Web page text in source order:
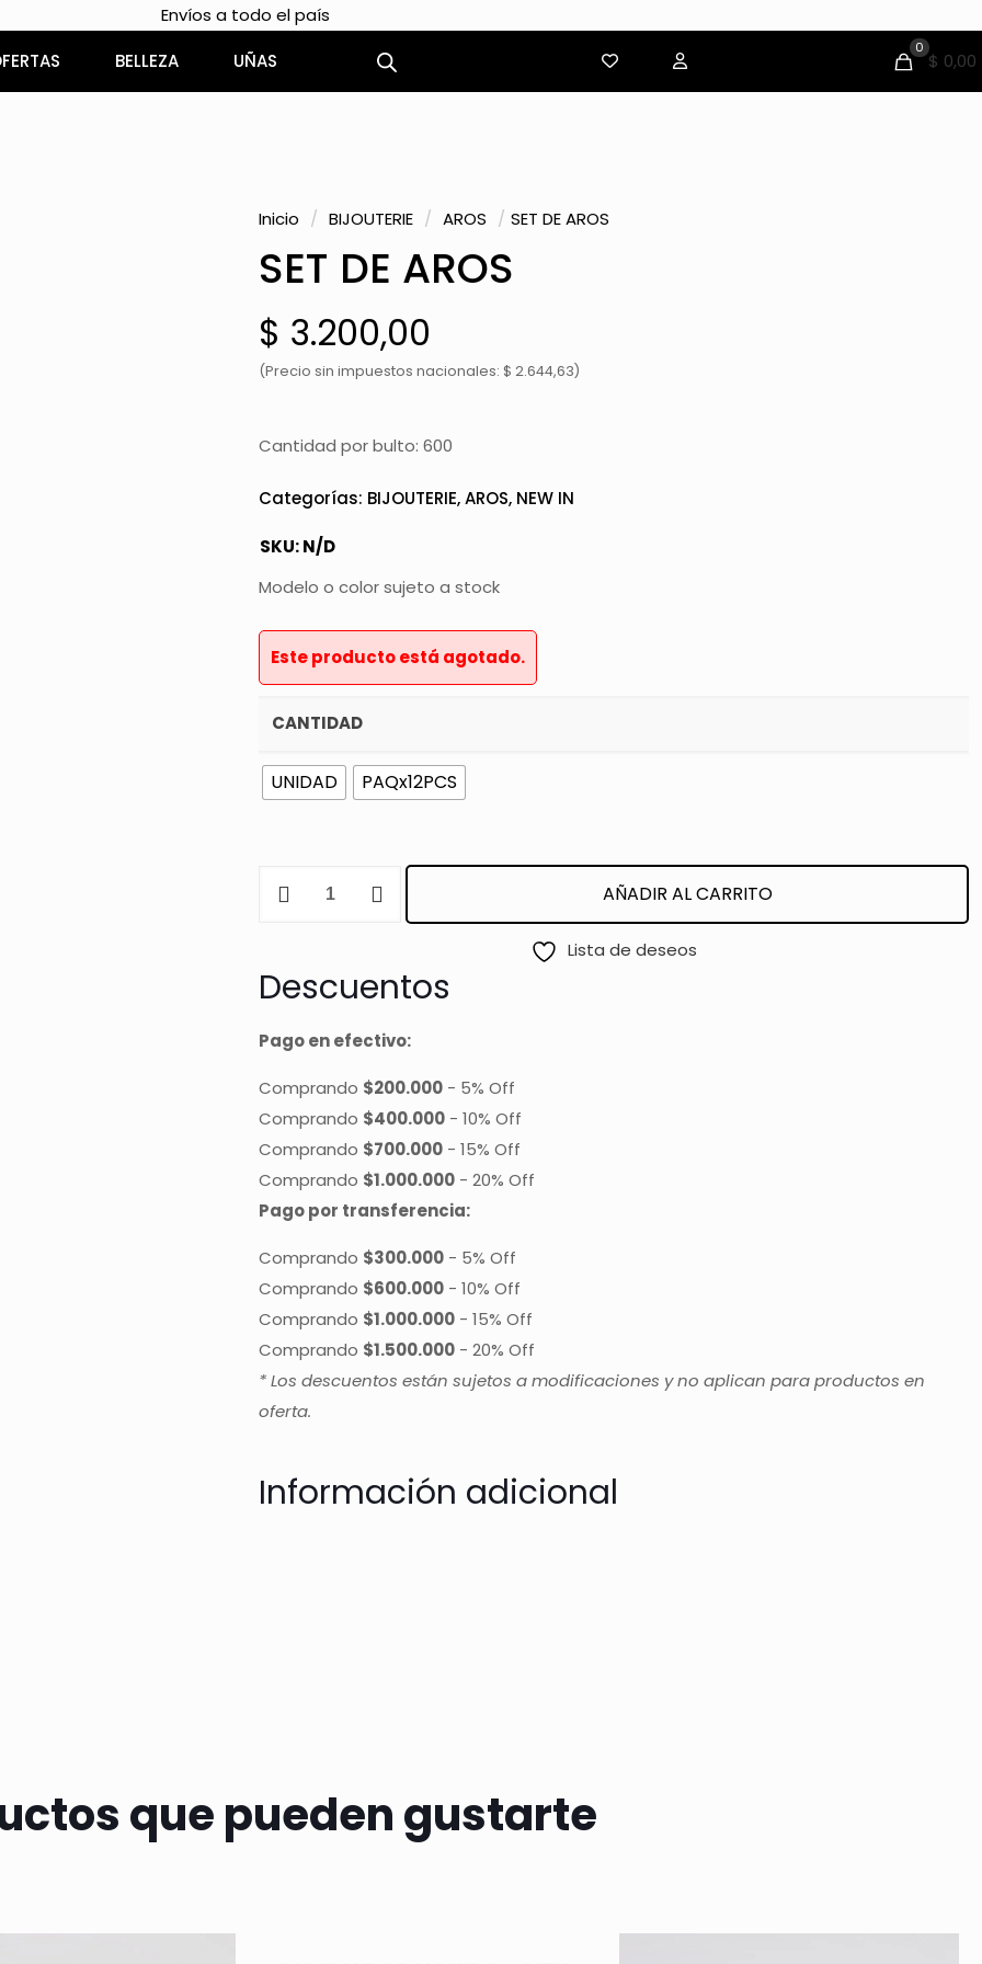
Envíos a todo el país
BELLEZA UÑAS
0
$ 0,00
Inicio / BIJOUTERIE / AROS / SET DE AROS
SET DE AROS
$ 3.200,00
(Precio sin impuestos nacionales: $ 2.644,63)
Cantidad por bulto: 600
Categorías: BIJOUTERIE,AROS, NEW IN
SKU:N/D
Modelo o color sujeto a stock
Este producto está agotado.
CANTIDAD
UNIDAD PAQx12PCS
cantidad
AÑADIR AL CARRITO
Lista de deseos
Descuentos
Pago en efectivo:
Comprando $200.000 - 5% Off
Comprando $400.000 - 10% Off
Comprando $700.000 - 15% Off
Comprando $1.000.000 - 20% Off
Pago por transferencia:
Comprando $300.000 - 5% Off
Comprando $600.000 - 10% Off
Comprando $1.000.000 - 15% Off
Comprando $1.500.000 - 20% Off
* Los descuentos están sujetos a modificaciones y no aplican para productos en
oferta.
Información adicional
que pueden gustarte